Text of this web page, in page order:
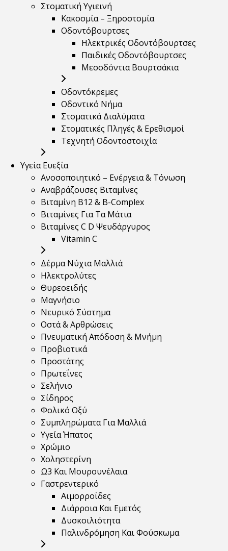
Στοματική Υγιεινή
Κακοσμία – Ξηροστομία
Οδοντόβουρτσες
Ηλεκτρικές Οδοντόβουρτσες
Παιδικές Οδοντόβουρτσες
Μεσοδόντια Βουρτσάκια
Οδοντόκρεμες
Οδοντικό Νήμα
Στοματικά Διαλύματα
Στοματικές Πληγές & Ερεθισμοί
Τεχνητή Οδοντοστοιχία
Υγεία Ευεξία
Ανοσοποιητικό – Ενέργεια & Τόνωση
Αναβράζουσες Βιταμίνες
Βιταμίνη B12 & Β-Complex
Βιταμίνες Για Τα Μάτια
Βιταμίνες C D Ψευδάργυρος
Vitamin C
Δέρμα Νύχια Μαλλιά
Ηλεκτρολύτες
Θυρεοειδής
Μαγνήσιο
Νευρικό Σύστημα
Οστά & Αρθρώσεις
Πνευματική Απόδοση & Μνήμη
Προβιοτικά
Προστάτης
Πρωτεΐνες
Σελήνιο
Σίδηρος
Φολικό Οξύ
Συμπληρώματα Για Μαλλιά
Υγεία Ήπατος
Χρώμιο
Χοληστερίνη
Ω3 Και Μουρουνέλαια
Γαστρεντερικό
Αιμορροΐδες
Διάρροια Και Εμετός
Δυσκοιλιότητα
Παλινδρόμηση Και Φούσκωμα